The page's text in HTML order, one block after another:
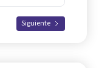
Siguiente